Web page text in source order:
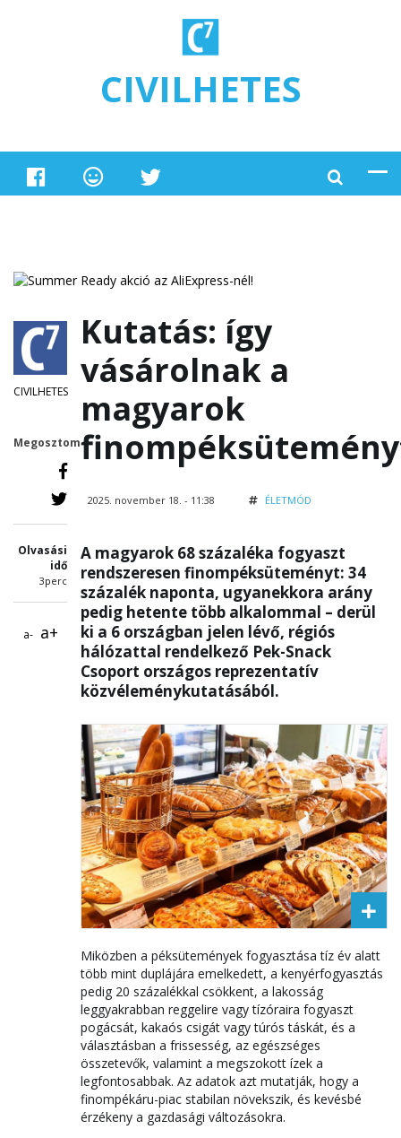
CIVILHETES
CIVILHETES
Megosztom
Olvasási
idő
3perc
a- a+
Kutatás: így
vásárolnak a
magyarok
2025. november 18. - 11:38 ÉLETMÓD
A magyarok 68 százaléka fogyaszt
rendszeresen finompéksüteményt: 34
százalék naponta, ugyanekkora arány
pedig hetente több alkalommal – derül
ki a 6 országban jelen lévő, régiós
hálózattal rendelkező Pek-Snack
Csoport országos reprezentatív
közvéleménykutatásából.
Miközben a péksütemények fogyasztása tíz év alatt
több mint duplájára emelkedett, a kenyérfogyasztás
pedig 20 százalékkal csökkent, a lakosság
leggyakrabban reggelire vagy tízóraira fogyaszt
pogácsát, kakaós csigát vagy túrós táskát, és a
választásban a frissesség, az egészséges
összetevők, valamint a megszokott ízek a
legfontosabbak. Az adatok azt mutatják, hogy a
finompékáru-piac stabilan növekszik, és kevésbé
érzékeny a gazdasági változásokra.